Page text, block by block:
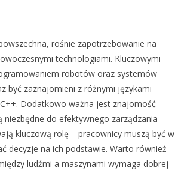
rośnie zapotrzebowanie na
technologiami. Kluczowymi
robotów oraz systemów
być zaznajomieni z różnymi językami
Dodatkowo ważna jest znajomość
do efektywnego zarządzania
kluczową rolę – pracownicy muszą być w
decyzje na ich podstawie. Warto również
ludźmi a maszynami wymaga dobrej